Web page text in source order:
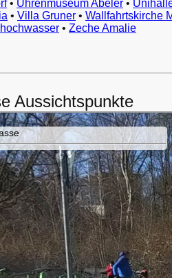
• Uhrenmuseum Abeler •
• Villa Gruner • Wallfahrtskirche
• Zeche Amalie
Aussichtspunkte